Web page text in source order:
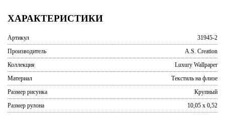
ХАРАКТЕРИСТИКИ
Артикул
31945-2
Производитель
A.S. Creation
Коллекция
Luxury Wallpaper
Материал
Текстиль на флизе
Размер рисунка
Крупный
Размер рулона
10,05 x 0,52